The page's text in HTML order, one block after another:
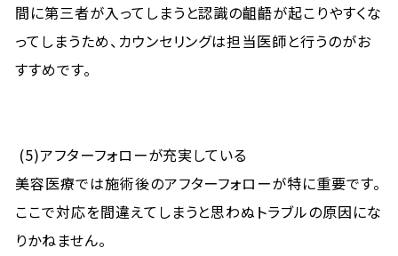
間に第三者が入ってしまうと認識の齟齬が起こりやすくな
ってしまうため、カウンセリングは担当医師と行うのがお
すすめです。
(5)アフターフォローが充実している
美容医療では施術後のアフターフォローが特に重要です。
ここで対応を間違えてしまうと思わぬトラブルの原因にな
りかねません。